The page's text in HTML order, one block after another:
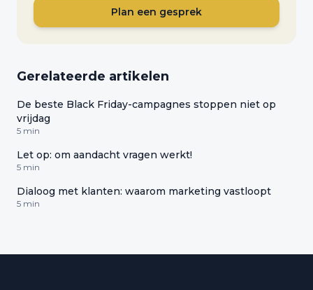
Plan een gesprek
Gerelateerde artikelen
De beste Black Friday-campagnes stoppen niet op
vrijdag
5 min
Let op: om aandacht vragen werkt!
5 min
Dialoog met klanten: waarom marketing vastloopt
5 min